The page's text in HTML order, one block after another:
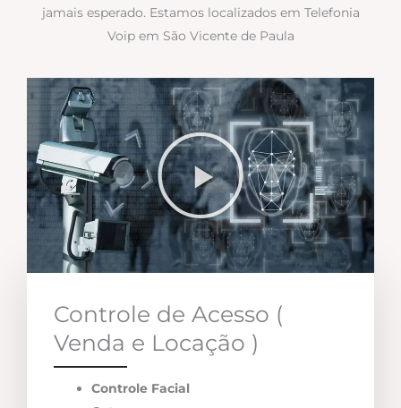
jamais esperado. Estamos localizados em Telefonia
Voip em São Vicente de Paula
Controle de Acesso (
Venda e Locação )
Controle Facial